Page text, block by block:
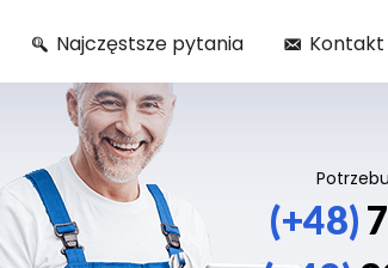
Najczęstsze pytania Kontakt
(+48)